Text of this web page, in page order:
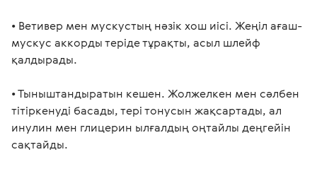
• Ветивер мен мускустың нәзік хош иісі. Жеңіл ағаш-
мускус аккорды теріде тұрақты, асыл шлейф
қалдырады.
• Тыныштандыратын кешен. Жолжелкен мен сәлбен
тітіркенуді басады, тері тонусын жақсартады, ал
инулин мен глицерин ылғалдың оңтайлы деңгейін
сақтайды.